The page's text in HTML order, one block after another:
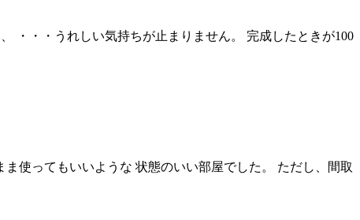
・・・うれしい気持ちが止まりません。 完成したときが100
使ってもいいような 状態のいい部屋でした。 ただし、間取